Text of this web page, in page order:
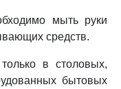
мыть руки
средств.
в столовых,
бытовых